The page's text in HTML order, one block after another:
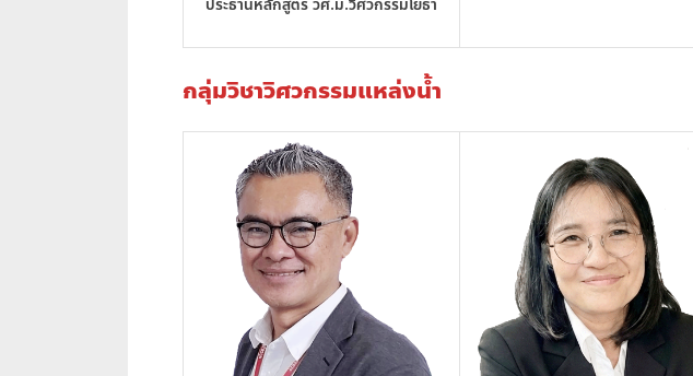
ประธานหลักสูตร วศ.ม.วิศวกรรมโยธา
กลุ่มวิชาวิศวกรรมแหล่งน้ำ